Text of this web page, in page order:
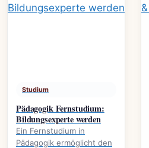
Studium
Pädagogik Fernstudium:
Bildungsexperte werden
Ein Fernstudium in
Pädagogik ermöglicht den